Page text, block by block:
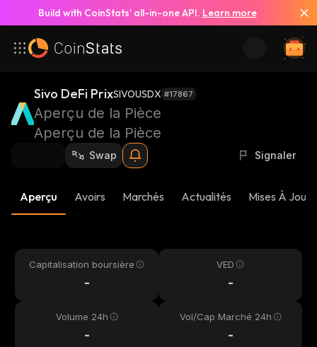
Build with CoinStats’ all-in-one API. Learn more
Sivo DeFi PrixSIVOUSDX #17867
Aperçu de la Pièce
Aperçu de la Pièce
Swap Signaler
Aperçu Avoirs Marchés Actualités Mises À Jour
Capitalisation boursière
-
VED
-
Volume 24h
-
Vol/Cap Marché 24h
-